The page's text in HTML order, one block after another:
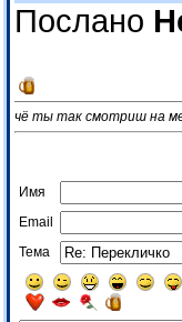
Послано
чё ты так смотриш на
Имя
Email
Тема